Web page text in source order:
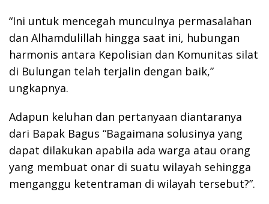
“Ini untuk mencegah munculnya permasalahan
dan Alhamdulillah hingga saat ini, hubungan
harmonis antara Kepolisian dan Komunitas silat
di Bulungan telah terjalin dengan baik,”
ungkapnya.
Adapun keluhan dan pertanyaan diantaranya
dari Bapak Bagus “Bagaimana solusinya yang
dapat dilakukan apabila ada warga atau orang
yang membuat onar di suatu wilayah sehingga
menganggu ketentraman di wilayah tersebut?”.